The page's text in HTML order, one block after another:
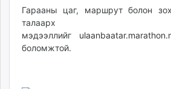
Гарааны цаг, маршрут болон
талаарх
мэдээллийг
боломжтой.